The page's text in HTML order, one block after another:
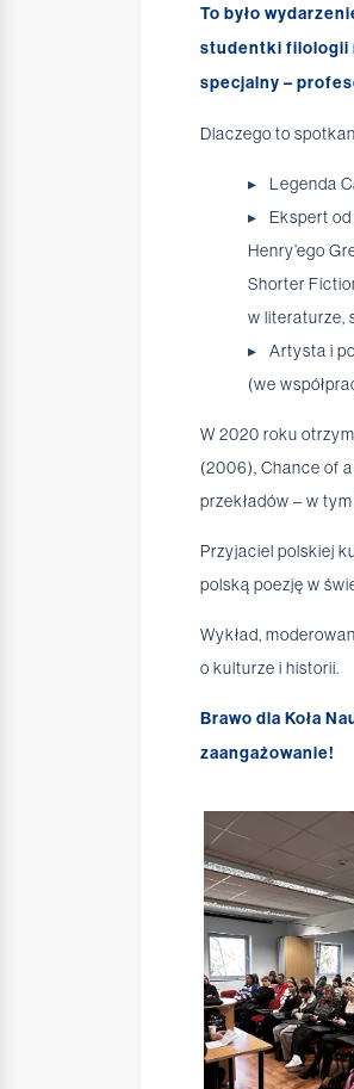
To było
studentki filologii
specjalny –
Dlaczego to
Legenda
Ekspert
Henry’ego
Shorter
w literaturze,
Artysta i
(we
W 2020 roku
(2006), Chance of
przekładów – w
Przyjaciel polskiej
polską poezję w
Wykład,
o kulturze i historii.
Brawo dla Koła
zaangażowanie!